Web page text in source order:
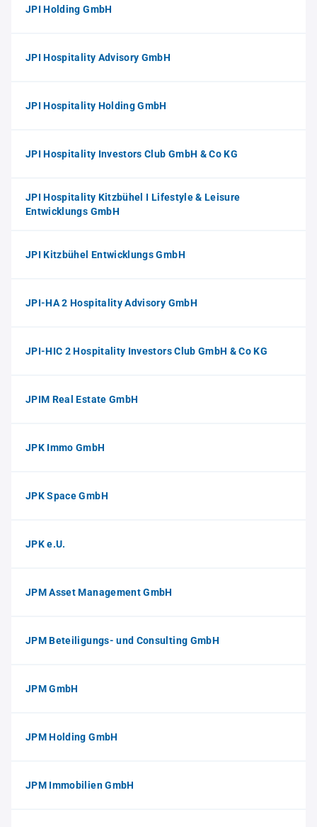
JPI Holding GmbH
JPI Hospitality Advisory GmbH
JPI Hospitality Holding GmbH
JPI Hospitality Investors Club GmbH & Co KG
JPI Hospitality Kitzbühel I Lifestyle & Leisure
Entwicklungs GmbH
JPI Kitzbühel Entwicklungs GmbH
JPI-HA 2 Hospitality Advisory GmbH
JPI-HIC 2 Hospitality Investors Club GmbH & Co KG
JPIM Real Estate GmbH
JPK Immo GmbH
JPK Space GmbH
JPK e.U.
JPM Asset Management GmbH
JPM Beteiligungs- und Consulting GmbH
JPM GmbH
JPM Holding GmbH
JPM Immobilien GmbH